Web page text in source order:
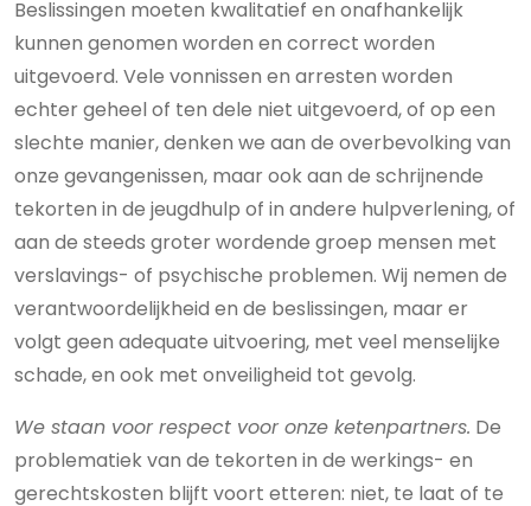
Beslissingen moeten kwalitatief en onafhankelijk
kunnen genomen worden en correct worden
uitgevoerd. Vele vonnissen en arresten worden
echter geheel of ten dele niet uitgevoerd, of op een
slechte manier, denken we aan de overbevolking van
onze gevangenissen, maar ook aan de schrijnende
tekorten in de jeugdhulp of in andere hulpverlening, of
aan de steeds groter wordende groep mensen met
verslavings- of psychische problemen. Wij nemen de
verantwoordelijkheid en de beslissingen, maar er
volgt geen adequate uitvoering, met veel menselijke
schade, en ook met onveiligheid tot gevolg.
We staan voor respect voor onze ketenpartners. De
problematiek van de tekorten in de werkings- en
gerechtskosten blijft voort etteren: niet, te laat of te